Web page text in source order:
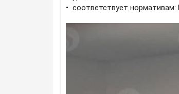
• соответствует нормативам: